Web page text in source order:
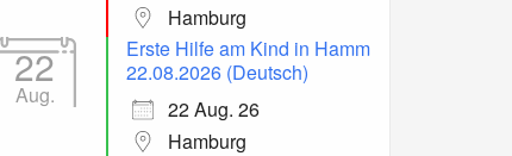
Hamburg
22
Aug.
Erste Hilfe am Kind in Hamm
22.08.2026 (Deutsch)
22 Aug. 26
Hamburg